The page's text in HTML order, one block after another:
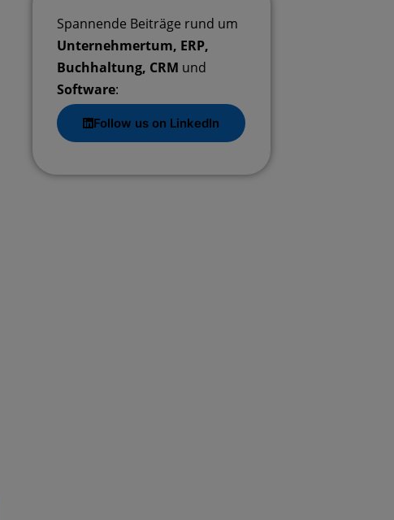
Spannende Beiträge rund um
Unternehmertum, ERP,
Buchhaltung, CRM und
Software:
Follow us on LinkedIn